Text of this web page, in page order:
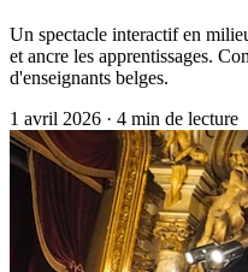
Un spectacle interactif en
et ancre les apprentissages.
d'enseignants belges.
1 avril 2026 · 4 min de lecture